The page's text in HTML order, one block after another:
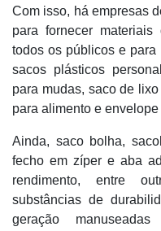
Com isso, há empresas
para fornecer
todos os públicos e
sacos plásticos
para mudas, saco de
para alimento e
Ainda, saco bolha,
fecho em zíper e aba
rendimento, entre
substâncias de
geração